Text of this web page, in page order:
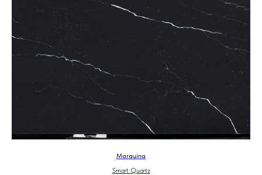
Marquina
Smart Quartz